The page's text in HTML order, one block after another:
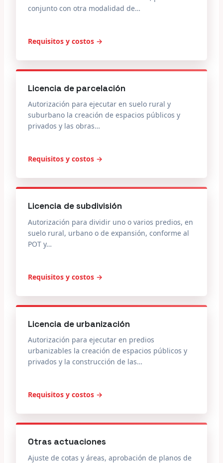
conjunto con otra modalidad de…
Requisitos y costos →
Licencia de parcelación
Autorización para ejecutar en suelo rural y
suburbano la creación de espacios públicos y
privados y las obras…
Requisitos y costos →
Licencia de subdivisión
Autorización para dividir uno o varios predios, en
suelo rural, urbano o de expansión, conforme al
POT y…
Requisitos y costos →
Licencia de urbanización
Autorización para ejecutar en predios
urbanizables la creación de espacios públicos y
privados y la construcción de las…
Requisitos y costos →
Otras actuaciones
Ajuste de cotas y áreas, aprobación de planos de